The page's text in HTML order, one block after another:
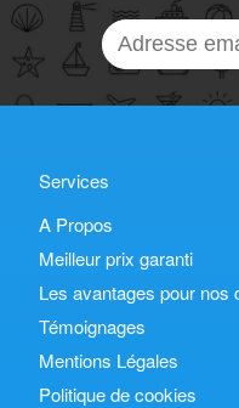
Services
A Propos
Meilleur prix garanti
Les avantages pour nos
Témoignages
Mentions Légales
Politique de cookies